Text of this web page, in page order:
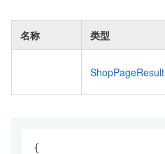
名称 类型
ShopPageResult
{